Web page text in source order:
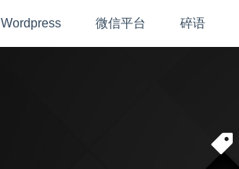
Wordpress 微信平台 碎语